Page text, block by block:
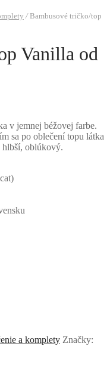
/Bambusové tričko/top
Vanilla od
v jemnej béžovej farbe.
sa po oblečení topu látka
hlbší, oblúkový.
a komplety Značky: